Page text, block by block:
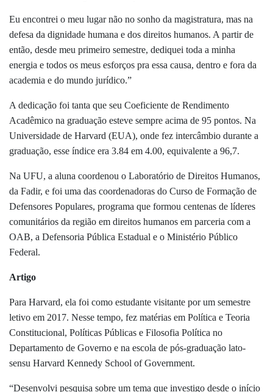
Eu encontrei o meu lugar não no sonho da magistratura, mas na
defesa da dignidade humana e dos direitos humanos. A partir de
então, desde meu primeiro semestre, dediquei toda a minha
energia e todos os meus esforços pra essa causa, dentro e fora da
academia e do mundo jurídico.”
A dedicação foi tanta que seu Coeficiente de Rendimento
Acadêmico na graduação esteve sempre acima de 95 pontos. Na
Universidade de Harvard (EUA), onde fez intercâmbio durante a
graduação, esse índice era 3.84 em 4.00, equivalente a 96,7.
Na UFU, a aluna coordenou o Laboratório de Direitos Humanos,
da Fadir, e foi uma das coordenadoras do Curso de Formação de
Defensores Populares, programa que formou centenas de líderes
comunitários da região em direitos humanos em parceria com a
OAB, a Defensoria Pública Estadual e o Ministério Público
Federal.
Artigo
Para Harvard, ela foi como estudante visitante por um semestre
letivo em 2017. Nesse tempo, fez matérias em Política e Teoria
Constitucional, Políticas Públicas e Filosofia Política no
Departamento de Governo e na escola de pós-graduação lato-
sensu Harvard Kennedy School of Government.
“Desenvolvi pesquisa sobre um tema que investigo desde o início